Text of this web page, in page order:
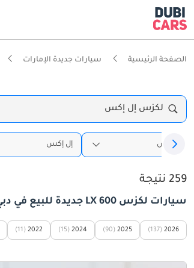
الصفحة الرئيسية سيارات جديدة الإمارات
لكزس إل إكس
لكزس إل إكس
259 نتيجة
سيارات لكزس LX 600 جديدة للبيع في دبي
2026
(137)
2025
(90)
2024
(15)
2022
(11)